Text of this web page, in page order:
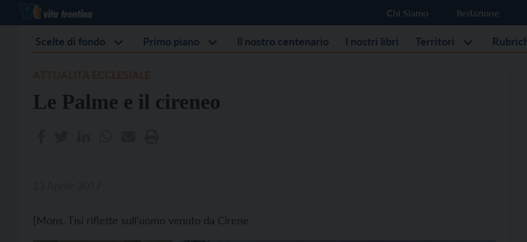
Chi Siamo Redazione
Scelte di fondo Primo piano Il nostro centenario I nostri libri Territori
Le Palme e il cireneo
[Mons. Tisi riflette sull'uomo venuto da Cirene